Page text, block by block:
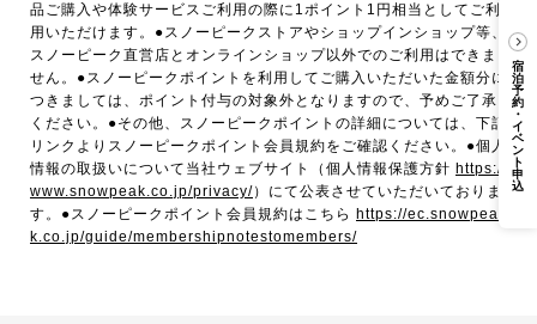
品ご購入や体験サービスご利用の際に1ポイント1円相当としてご利
用いただけます。●スノーピークストアやショップインショップ等、
スノーピーク直営店とオンラインショップ以外でのご利用はできま
せん。●スノーピークポイントを利用してご購入いただいた金額分に
つきましては、ポイント付与の対象外となりますので、予めご了承
ください。●その他、スノーピークポイントの詳細については、下記
リンクよりスノーピークポイント会員規約をご確認ください。●個人
情報の取扱いについて当社ウェブサイト（個人情報保護方針 https://
www.snowpeak.co.jp/privacy/）にて公表させていただいておりま
す。●スノーピークポイント会員規約はこちら https://ec.snowpea
k.co.jp/guide/membershipnotestomembers/
宿
泊
予
約
・
イ
ベ
ン
ト
申
込